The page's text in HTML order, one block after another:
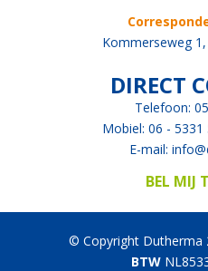
Kommerseweg
DIRECT
Telefoon:
Mobiel: 06 -
E-mail:
BEL MIJ
© Copyright Dutherma
BTW